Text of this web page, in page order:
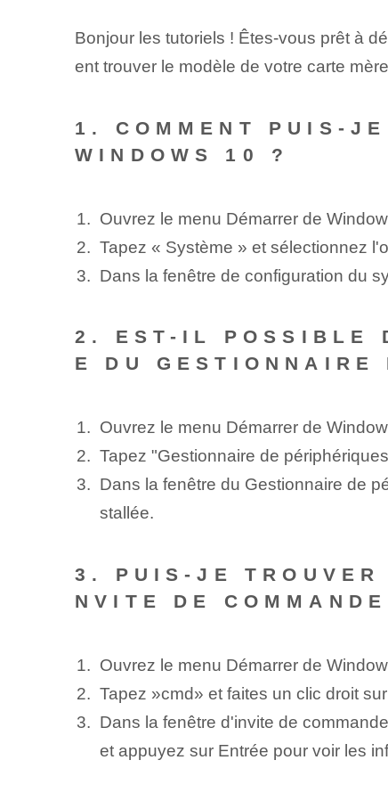
Bonjour les tutoriels ! Êtes-vous prêt à
ent trouver le modèle de votre carte
1. COMMENT PUIS-
WINDOWS 10 ?
Ouvrez le menu Démarrer de
Tapez « Système » et sélectionnez
Dans la fenêtre de configuration du
2. EST-IL POSSIBLE
E DU GESTIONNAIRE
Ouvrez le menu Démarrer de
Tapez "Gestionnaire de
Dans la fenêtre du Gestionnaire de
stallée.
3. PUIS-JE TROUVER
NVITE DE
Ouvrez le menu Démarrer de
Tapez ⁤»cmd»⁤ et faites un clic droit⁤
Dans la fenêtre d'invite de
et appuyez sur Entrée pour voir les